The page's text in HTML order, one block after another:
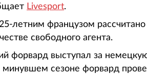
Livesport.
летним французом
свободного агента.
форвард выступал за
минувшем сезоне форвард